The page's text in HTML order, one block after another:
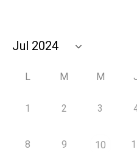
L M M
1 2 3
8 9 10